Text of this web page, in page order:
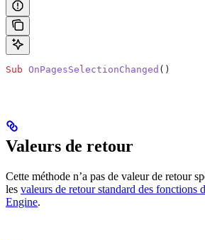
Sub OnPagesSelectionChanged ()
Valeurs de retour
Cette méthode n’a pas de valeur de retour
les valeurs de retour standard des
Engine.